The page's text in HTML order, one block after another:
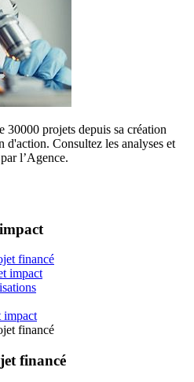
30000 projets depuis sa création
d'action. Consultez les analyses et
l’Agence.
financé
impact
impact
financé
financé